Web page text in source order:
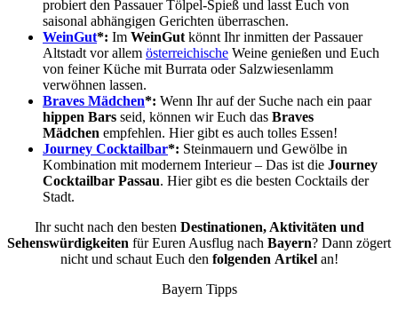
probiert den Passauer Tölpel-Spieß und lasst Euch von
saisonal abhängigen Gerichten überraschen.
WeinGut*: Im WeinGut könnt Ihr inmitten der Passauer
Altstadt vor allem österreichische Weine genießen und Euch
von feiner Küche mit Burrata oder Salzwiesenlamm
verwöhnen lassen.
Braves Mädchen*: Wenn Ihr auf der Suche nach ein paar
hippen Bars seid, können wir Euch das Braves
Mädchen empfehlen. Hier gibt es auch tolles Essen!
Journey Cocktailbar*: Steinmauern und Gewölbe in
Kombination mit modernem Interieur – Das ist die Journey
Cocktailbar Passau. Hier gibt es die besten Cocktails der
Stadt.
Ihr sucht nach den besten Destinationen, Aktivitäten und
Sehenswürdigkeiten für Euren Ausflug nach Bayern? Dann zögert
nicht und schaut Euch den folgenden Artikelan!
Bayern Tipps